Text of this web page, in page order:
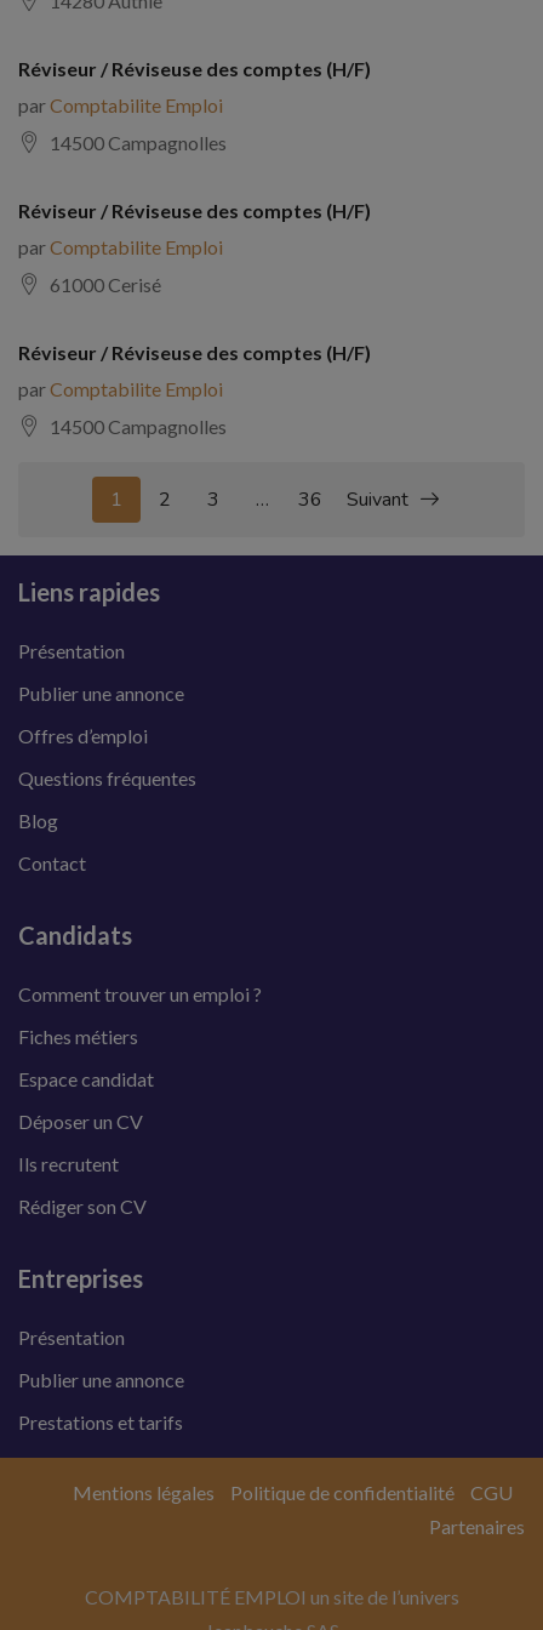
Réviseur / Réviseuse des comptes (H/F)
parComptabilite Emploi
14500 Campagnolles
Réviseur / Réviseuse des comptes (H/F)
parComptabilite Emploi
61000 Cerisé
Réviseur / Réviseuse des comptes (H/F)
parComptabilite Emploi
14500 Campagnolles
1 2 3 … 36 Suivant
Liens rapides
Présentation
Publier une annonce
Offres d’emploi
Questions fréquentes
Blog
Contact
Candidats
Comment trouver un emploi ?
Fiches métiers
Espace candidat
Déposer un CV
Ils recrutent
Rédiger son CV
Entreprises
Présentation
Publier une annonce
Prestations et tarifs
COMPTABILITÉ EMPLOI un site de l’univers
Mentions légales Politique de confidentialité
CGU
Partenaires